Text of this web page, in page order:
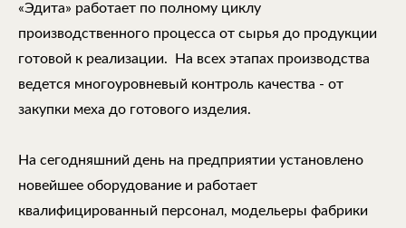
«Эдита» работает по полному циклу
производственного процесса от сырья до продукции
готовой к реализации. На всех этапах производства
ведется многоуровневый контроль качества - от
закупки меха до готового изделия.
На сегодняшний день на предприятии установлено
новейшее оборудование и работает
квалифицированный персонал, модельеры фабрики